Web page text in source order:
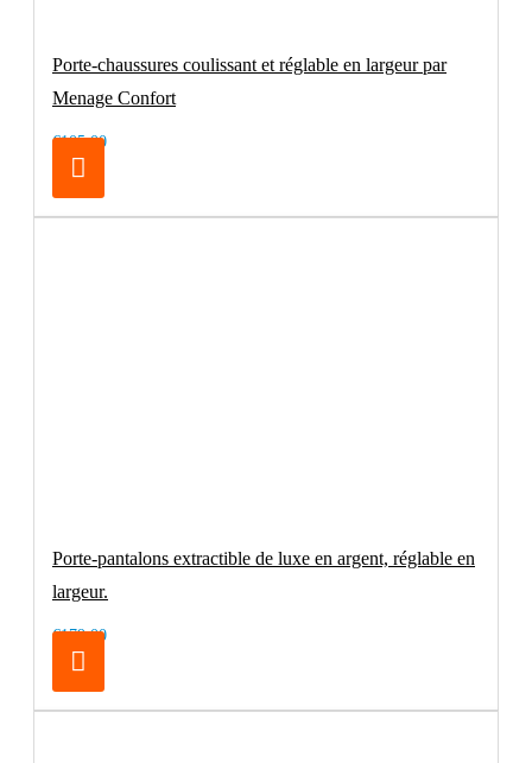
Porte-chaussures coulissant et réglable en largeur par
Menage Confort
€105.00
Porte-pantalons extractible de luxe en argent, réglable en
largeur.
€179.00